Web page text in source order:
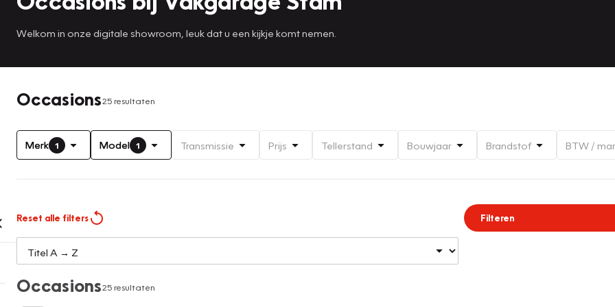
Welkom in onze digitale showroom, leuk dat u een kijkje komt nemen.
Occasions25 resultaten
Merk 1 Model 1 Transmissie Prijs Tellerstand Bouwjaar Brandstof BTW /
Reset alle filters Filteren
Occasions25 resultaten